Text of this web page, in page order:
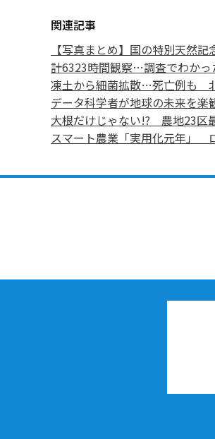
関連記事
【写真まとめ】国の特別天然
計6323時間観察…調査でわかっ
凍土から細菌拡散…死亡例も
データ科学者が地球の未来を楽
大根だけじゃない!? 農地23区
スマート農業「実用化元年」